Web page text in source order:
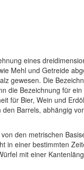
eines
Mehl und Getreide
gewesen. Die
die Bezeichnung für
für Bier, Wein und
Barrels, abhängig
den metrischen
einer bestimmten
mit einer